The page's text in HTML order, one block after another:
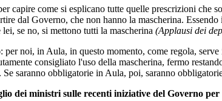
capire come si esplicano tutte quelle prescrizioni che
dal Governo, che non hanno la mascherina.
se no, si mettono tutti la mascherina (Applausi dei
per noi, in Aula, in questo momento, come regola,
consigliato l'uso della mascherina, fermo
saranno obbligatorie in Aula, poi, saranno
dei ministri sulle recenti iniziative del Governo